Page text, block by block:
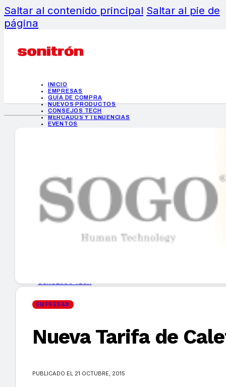
Saltar al contenido principal Saltar al pie de
página
INICIO
EMPRESAS
GUÍA DE COMPRA
NUEVOS PRODUCTOS
CONSEJOS TECH
MERCADOS Y TENDENCIAS
EVENTOS
INICIO
EMPRESAS
GUÍA DE COMPRA
MERCADOS Y TENDENCIAS
EMPRESAS
Nueva Tarifa de
PUBLICADO EL 21 OCTUBRE, 2015